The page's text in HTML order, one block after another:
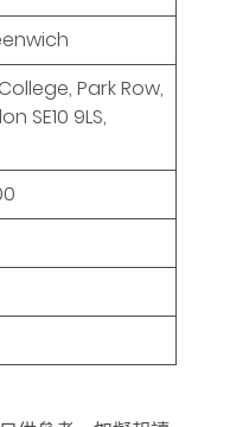
Park Row,
SE10 9LS,